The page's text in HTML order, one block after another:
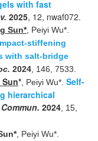
with fast
2025, 12, nwaf072.
Sun*, Peiyi Wu*.
stiffening
with salt-bridge
2024, 146, 7533.
*, Peiyi Wu*. Self-
hierarchical
2024, 15,
, Peiyi Wu*.